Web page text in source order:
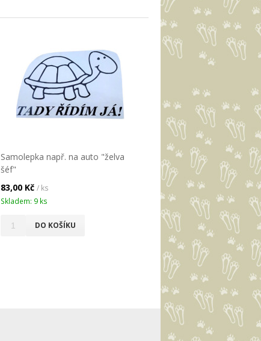
Samolepka např. na auto "želva
šéf"
83,00 Kč/ ks
Skladem: 9 ks
DO KOŠÍKU